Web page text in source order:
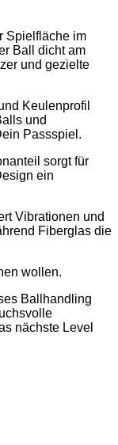
Spielfläche im
Ball dicht am
und gezielte
Keulenprofil
und
Passspiel.
sorgt für
ein
Vibrationen und
Fiberglas die
wollen.
Ballhandling
nächste Level